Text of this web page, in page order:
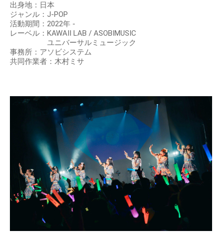
出身地：日本
ジャンル：J-POP
活動期間：2022年 -
レーベル：KAWAII LAB / ASOBIMUSIC
ユニバーサルミュージック
事務所：アソビシステム
共同作業者：木村ミサ